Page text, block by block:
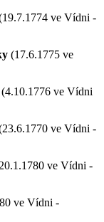
ve Vídni -
(17.6.1775 ve
(4.10.1776 ve Vídni
ve Vídni -
ve Vídni -
ve Vídni -